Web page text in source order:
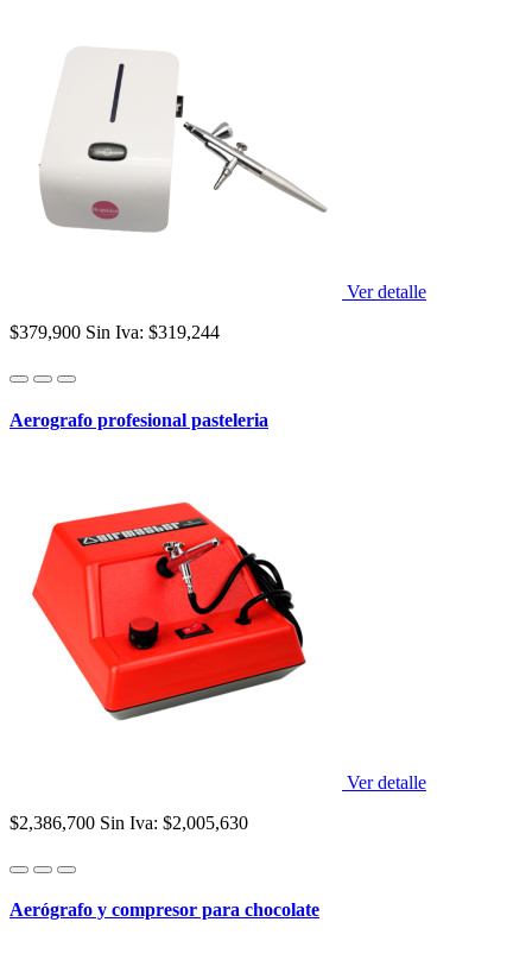
Ver detalle
$379,900 Sin Iva: $319,244
Aerografo profesional pasteleria
Ver detalle
$2,386,700 Sin Iva: $2,005,630
Aerógrafo y compresor para chocolate